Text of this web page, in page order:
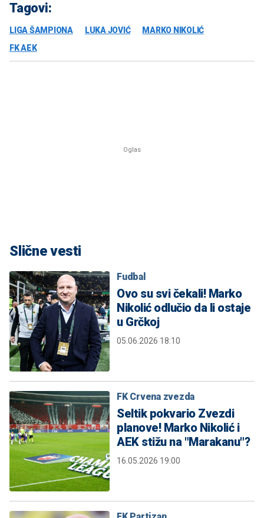
Tagovi:
LIGA ŠAMPIONA LUKA JOVIĆ
MARKO NIKOLIĆ
FK AEK
Slične vesti
Fudbal
Ovo su svi čekali! Marko
Nikolić odlučio da li ostaje
u Grčkoj
05.06.2026 18:10
FK Crvena zvezda
Seltik pokvario Zvezdi
planove! Marko Nikolić i
AEK stižu na "Marakanu"?
16.05.2026 19:00